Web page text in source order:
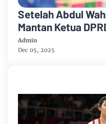
Setelah Abdul
Mantan Ketua
Admin
Dec 05, 2025